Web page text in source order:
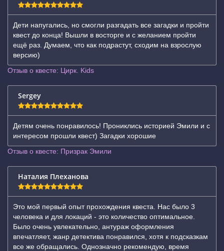
Дети напугались, но смогли разгадать все загадки и пройти
квест до конца! Вышли в восторге и с желанием пройти
ещё раз. Думаем, что как подрастут, сходим на взрослую
версию)
Отзыв о квесте: Цирк. Kids
Sergey
Детям очень понравилось! Прониклись историей Эмили и с
интересом прошли квест) Загадки хорошие
Отзыв о квесте: Призрак Эмили
Наталия Плеханова
Это мой первый опыт прохождения квеста. Нас было 3
человека и для локаций - это количество оптимальное.
Было очень увлекательно, антураж оформления
впечатляет, жанр детектива понравился, хотя к подсказкам
все же обращались. Однозначно рекомендую, время